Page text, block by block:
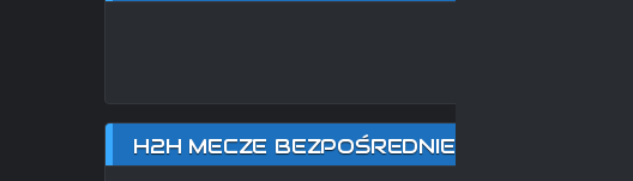
H2H MECZE BEZPOŚREDNIE